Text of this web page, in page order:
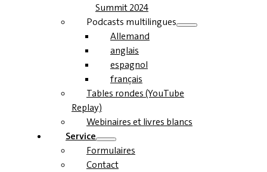
Summit 2024
Podcasts multilingues
Allemand
anglais
espagnol
français
Tables rondes (YouTube
Replay)
Webinaires et livres blancs
Service
Formulaires
Contact